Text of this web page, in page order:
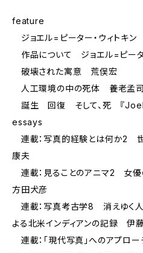
feature
ジョエル=ピーター・ウィトキ
作品について ジョエル=ピータ
破壊された寓意 荒俣宏
人工環境の中の死体 養老孟司
誕生 回復 そして、死 『
essays
連載：写真的経験とは何か2
康夫
連載：見ることのアニマ2 女
方田犬彦
連載：写真考古学8 消えゆく人
よる北米インディアンの記録 伊
連載：「現代写真」へのアプ